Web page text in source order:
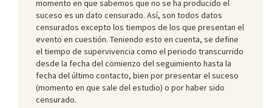
momento en que sabemos que no se ha producido el
suceso es un dato censurado. Así, son todos datos
censurados excepto los tiempos de los que presentan el
evento en cuestión. Teniendo esto en cuenta, se define
el tiempo de supervivencia como el periodo transcurrido
desde la fecha del comienzo del seguimiento hasta la
fecha del último contacto, bien por presentar el suceso
(momento en que sale del estudio) o por haber sido
censurado.